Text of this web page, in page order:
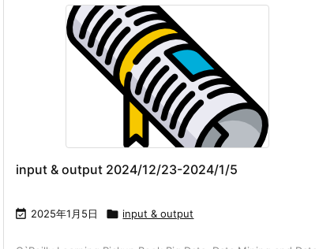
input & output 2024/12/23-2024/1/5
 2025年1月5日  input & output